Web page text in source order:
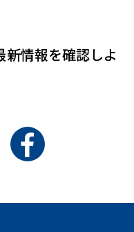
新情報を確認しよ
Twitter